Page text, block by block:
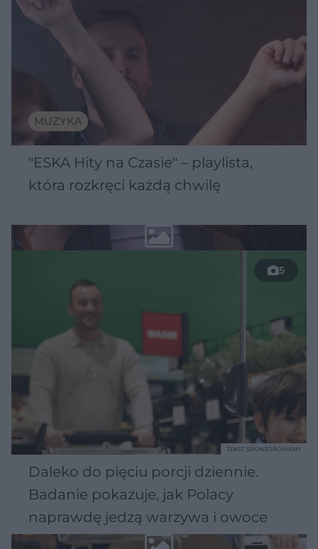
MUZYKA
"ESKA Hity na Czasie" – playlista,
która rozkręci każdą chwilę
5
Daleko do pięciu porcji dziennie.
Badanie pokazuje, jak Polacy
naprawdę jedzą warzywa i owoce
TEKST SPONSOROWANY